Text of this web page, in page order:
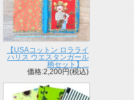
【USAコットン ロラライ
ハリス ウエスタンガール
柄セット】...
価格:2,200円(税込)